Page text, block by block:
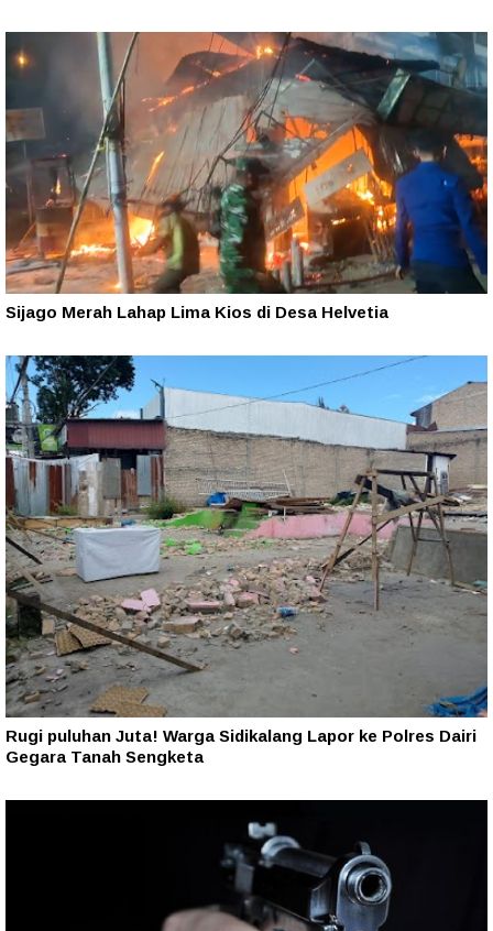
Sijago Merah Lahap Lima Kios di Desa Helvetia
Rugi puluhan Juta! Warga Sidikalang Lapor ke Polres Dairi
Gegara Tanah Sengketa